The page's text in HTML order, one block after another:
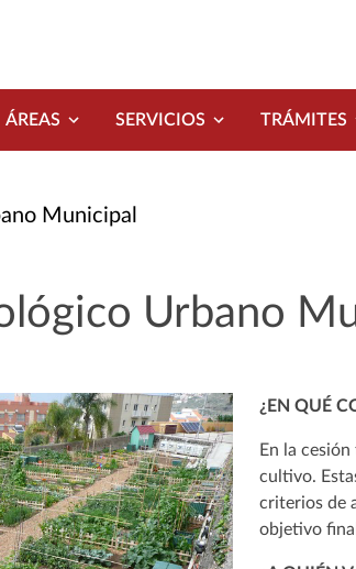
ÁREAS SERVICIOS TRÁMITES
Municipal
Urbano
¿EN QUÉ
En la
cultivo.
criterios de
objetivo